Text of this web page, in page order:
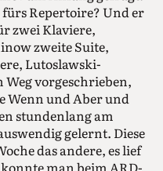
Repertoire? Und er
zwei Klaviere,
zweite Suite,
Lutoslawski-
vorgeschrieben,
Wenn und Aber und
stundenlang am
gelernt. Diese
das andere, es lief
man beim ARD-